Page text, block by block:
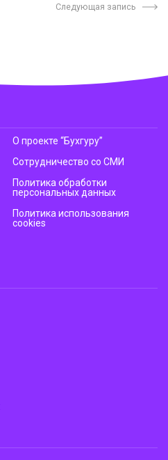
Следующая запись
О проекте “Бухгуру”
Сотрудничество со СМИ
Политика обработки
персональных данных
Политика использования
cookies